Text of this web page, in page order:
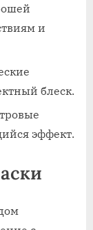
и
блеск.
эффект.